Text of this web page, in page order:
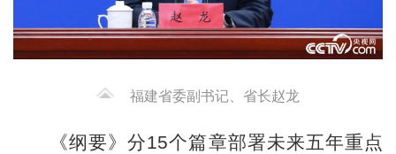
福建省委副书记、省长赵龙
《纲要》分15个篇章部署未来五年重点